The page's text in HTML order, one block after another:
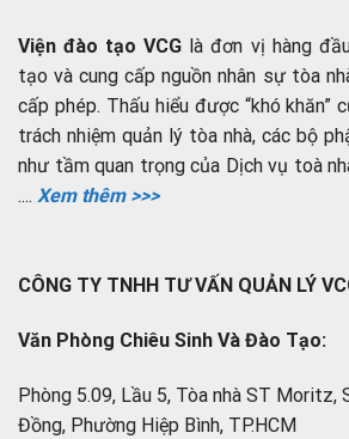
Viện đào tạo VCG là đơn vị hàng
tạo và cung cấp nguồn nhân sự tòa
cấp phép. Thấu hiểu được “khó khăn”
trách nhiệm quản lý tòa nhà, các bộ
như tầm quan trọng của Dịch vụ toà
.... Xem thêm >>>
CÔNG TY TNHH TƯ VẤN QUẢN LÝ
Văn Phòng Chiêu Sinh Và Đào Tạo:
Phòng 5.09, Lầu 5, Tòa nhà ST Moritz,
Đồng, Phường Hiệp Bình, TP.HCM